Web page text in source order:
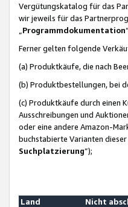
Vergütungskatalog für das
wir jeweils für das
Programmdokumentation
Ferner gelten folgende
(a) Produktkäufe, die nach
(b) Produktbestellungen, bei
(c) Produktkäufe durch einen
Ausschreibungen und
oder eine andere Amazon-
buchstabierte Varianten
Suchplatzierung”);
Land
Nicht